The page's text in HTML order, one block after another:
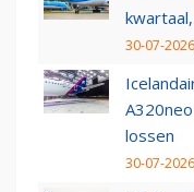
30-07-
lossen
30-07-